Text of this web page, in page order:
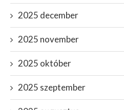
2025 december
2025 november
2025 október
2025 szeptember